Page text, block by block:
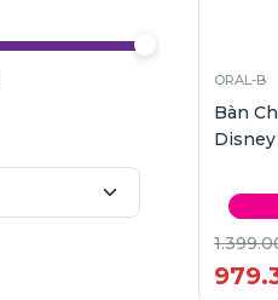
ORAL-B
Bàn